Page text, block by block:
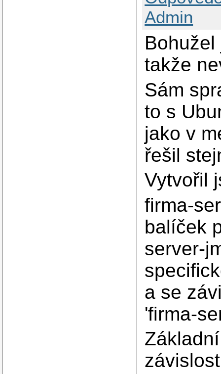
Admin
takže
Sám
to s
jako v
řešil
Vytvořil
firma-
balíček
server-
a se
'firma-